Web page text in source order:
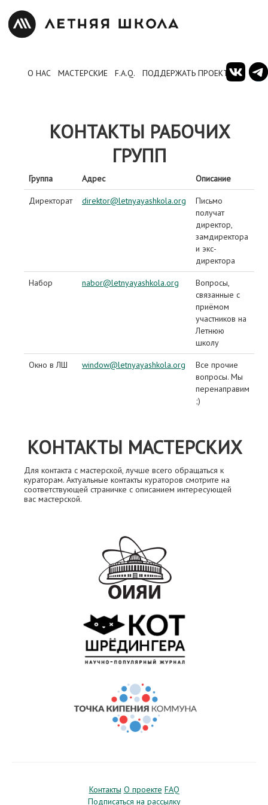
О НАС МАСТЕРСКИЕ F.A.Q. ПОДДЕРЖАТЬ ПРОЕКТ
КОНТАКТЫ РАБОЧИХ
ГРУПП
Группа Адрес Описание
Директорат direktor@letnyayashkola.org
Письмо
получат
директор,
замдиректора
и экс-
директора
Набор nabor@letnyayashkola.org
Вопросы,
связанные с
приёмом
участников на
Летнюю
школу
Окно в ЛШ window@letnyayashkola.org
Все прочие
вопросы. Мы
перенаправим
;)
КОНТАКТЫ МАСТЕРСКИХ
Для контакта с мастерской, лучше всего обращаться к
кураторам. Актуальные контакты кураторов смотрите на
соответствующей страничке с описанием интересующей
вас мастерской.
Контакты О проекте FAQ
Подписаться на рассылку